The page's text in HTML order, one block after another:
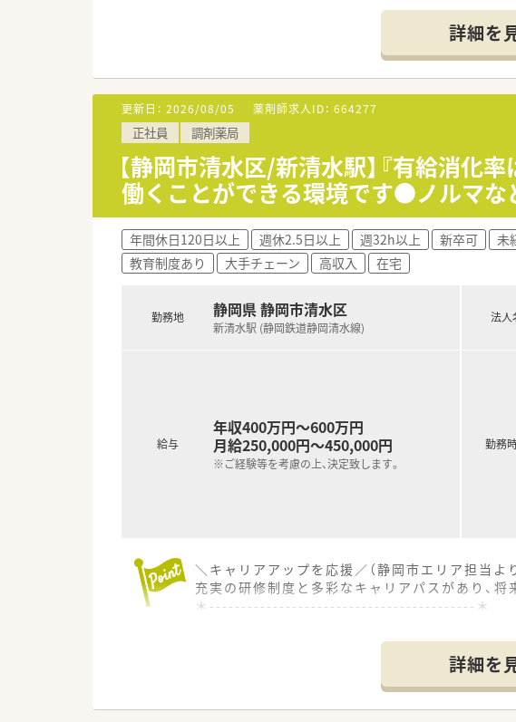
■最寄り駅の静岡鉄道静岡清水線「新清水駅」か
■主に内科・皮膚科・リウマチ科を応需しており
■薬剤師は常勤4名、事務員3名が在籍しており
【法人特徴について】
■全国に約400店舗を展開し、特に医療モール開
■薬剤師でもある社長が自らの育休経験を活かし
■人材定着率が97％と非常に高く、多くの方が「
【想定される業務内容】
■調剤、監査、服薬指導といった保険薬剤師とし
■施設への配薬業務も担当するため、在宅医療の
■患者様一人ひとりと向き合い、信頼関係を築き
【職場環境と雰囲気】
■処方元の医療機関と関係性が良好なため、疑義
■ベテランの社員が多く在籍しており、経験の
詳細を
更新日： 2026/08/05 薬剤師求人ID： 664277
正社員 調剤薬局
【静岡市清水区/新清水駅】『有給消化
働くことができる環境です●ノルマな
年間休日120日以上 週休2.5日以上 週32h以上 新卒可 未
教育制度あり
大手チェーン 高収入 在宅
勤務地 静岡県 静岡市清水区
新清水駅 (静岡鉄道静岡清水線)
給与
年収400万円～600万円
月給250,000円～450,000円
※ご経験等を考慮の上、決定致します。
法人
勤務
＼キャリアアップを応援／（静岡市エリア担当より
充実の研修制度と多彩なキャリアパスがあり、
＊------------------------------------------＊
【店舗情報と応需状況について】
■最寄り駅の静岡鉄道静岡清水線「新清水駅」か
■主に内科・皮膚科を応需しており、1日の処方
■薬剤師は常勤2名体制で、事務員も2名在籍し
詳細を